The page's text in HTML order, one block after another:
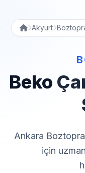
Akyurt
Beko
Ankara
için